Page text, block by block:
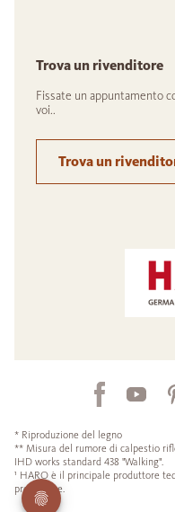
Trova un rivenditore
Fissate un appuntamento
voi..
Trova un
* Riproduzione del legno
** Misura del rumore di calpestio
IHD works standard 438 "Walking".
¹ HARO è il principale produttore
produzione.